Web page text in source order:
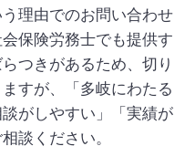
理由でのお問い合わせ
保険労務士でも提供す
つきがあるため、切り
すが、「多岐にわたる
がしやすい」「実績が
談ください。